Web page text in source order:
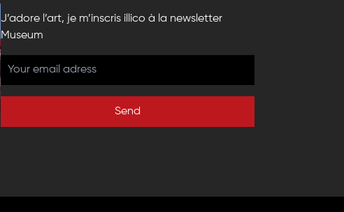
J’adore l’art, je m’inscris illico à la newsletter
Museum
Send